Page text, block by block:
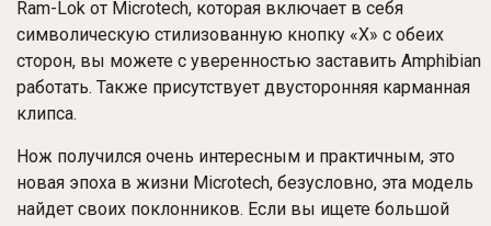
Ram-Lok от Microtech, которая включает в себя
символическую стилизованную кнопку «X» с обеих
сторон, вы можете с уверенностью заставить Amphibian
работать. Также присутствует двусторонняя карманная
клипса.
Нож получился очень интересным и практичным, это
новая эпоха в жизни Microtech, безусловно, эта модель
найдет своих поклонников. Если вы ищете большой